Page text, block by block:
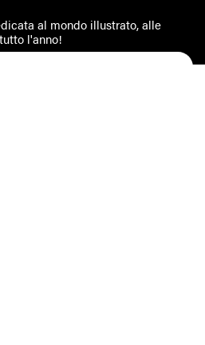
al mondo illustrato, alle
l'anno!